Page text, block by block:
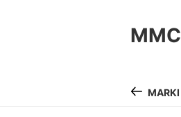
MMC
MARKI